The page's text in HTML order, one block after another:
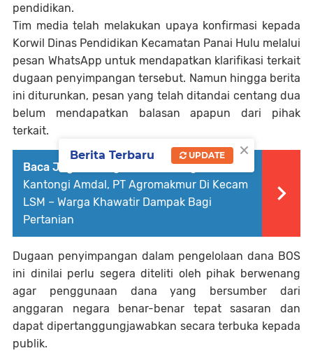
pendidikan.
Tim media telah melakukan upaya konfirmasi kepada
Korwil Dinas Pendidikan Kecamatan Panai Hulu melalui
pesan WhatsApp untuk mendapatkan klarifikasi terkait
dugaan penyimpangan tersebut. Namun hingga berita
ini diturunkan, pesan yang telah ditandai centang dua
belum mendapatkan balasan apapun dari pihak
terkait.
Baca Juga :
Diduga Cemari Sungai dan Tak
Kantongi Amdal, PT Agromakmur Di Kecam
LSM – Warga Khawatir Dampak Bagi
Pertanian
Dugaan penyimpangan dalam pengelolaan dana BOS
ini dinilai perlu segera diteliti oleh pihak berwenang
agar penggunaan dana yang bersumber dari
anggaran negara benar-benar tepat sasaran dan
dapat dipertanggungjawabkan secara terbuka kepada
publik.
×
Berita Terbaru UPDATE